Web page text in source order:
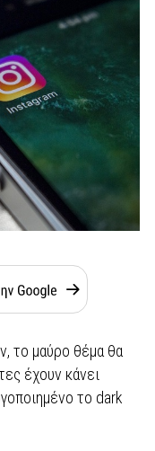
το μαύρο θέμα θα
έχουν κάνει
το dark